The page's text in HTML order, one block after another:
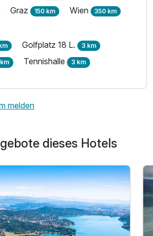
Graz 150 km Wien 350 km
Golfplatz 18 L. 3 km
Tennishalle 3 km
melden
dieses Hotels